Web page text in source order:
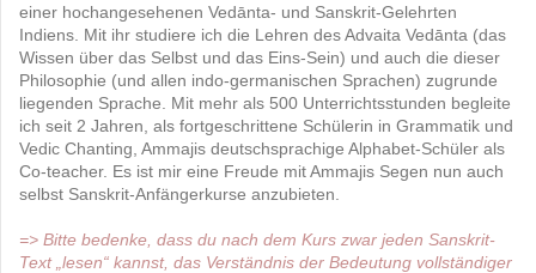
einer hochangesehenen Vedānta- und Sanskrit-Gelehrten
Indiens. Mit ihr studiere ich die Lehren des Advaita Vedānta (das
Wissen über das Selbst und das Eins-Sein) und auch die dieser
Philosophie (und allen indo-germanischen Sprachen) zugrunde
liegenden Sprache. Mit mehr als 500 Unterrichtsstunden begleite
ich seit 2 Jahren, als fortgeschrittene Schülerin in Grammatik und
Vedic Chanting, Ammajis deutschsprachige Alphabet-Schüler als
Co-teacher. Es ist mir eine Freude mit Ammajis Segen nun auch
selbst Sanskrit-Anfängerkurse anzubieten.
=> Bitte bedenke, dass du nach dem Kurs zwar jeden Sanskrit-
Text „lesen“ kannst, das Verständnis der Bedeutung vollständiger